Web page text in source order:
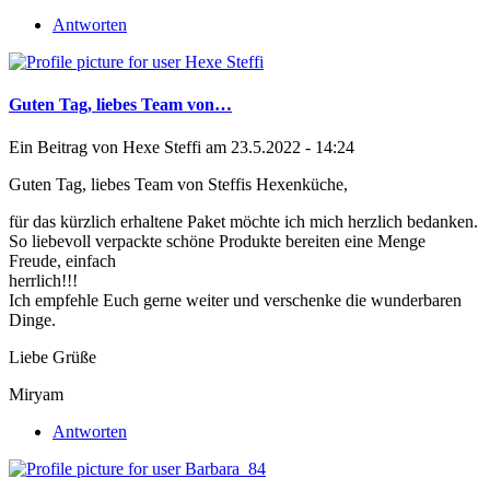
Antworten
Guten Tag, liebes Team von…
Ein Beitrag von Hexe Steffi am 23.5.2022 - 14:24
Guten Tag, liebes Team von Steffis Hexenküche,
für das kürzlich erhaltene Paket möchte ich mich herzlich bedanken.
So liebevoll verpackte schöne Produkte bereiten eine Menge
Freude, einfach
herrlich!!!
Ich empfehle Euch gerne weiter und verschenke die wunderbaren
Dinge.
Liebe Grüße
Miryam
Antworten